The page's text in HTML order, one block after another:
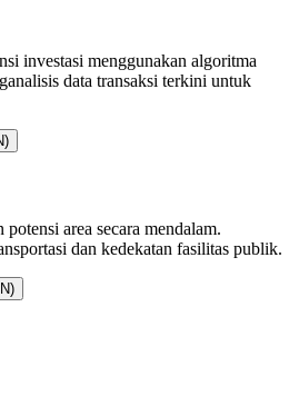
investasi menggunakan algoritma
data transaksi terkini untuk
area secara mendalam.
dan kedekatan fasilitas publik.